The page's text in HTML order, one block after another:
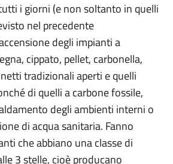
i giorni (e non soltanto in quelli
nel precedente
degli impianti a
cippato, pellet, carbonella,
tradizionali aperti e quelli
di quelli a carbone fossile,
degli ambienti interni o
di acqua sanitaria. Fanno
che abbiano una classe di
3 stelle, cioè producano